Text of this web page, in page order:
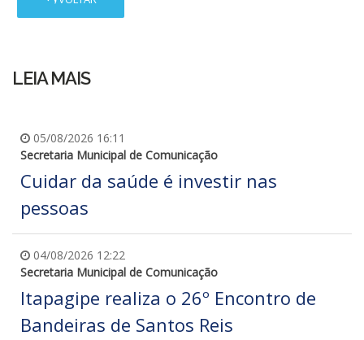
LEIA MAIS
05/08/2026 16:11
Secretaria Municipal de Comunicação
Cuidar da saúde é investir nas
pessoas
04/08/2026 12:22
Secretaria Municipal de Comunicação
Itapagipe realiza o 26º Encontro de
Bandeiras de Santos Reis